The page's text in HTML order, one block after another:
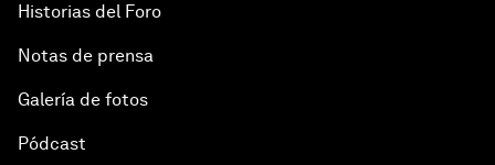
Historias del Foro
Notas de prensa
Galería de fotos
Pódcast